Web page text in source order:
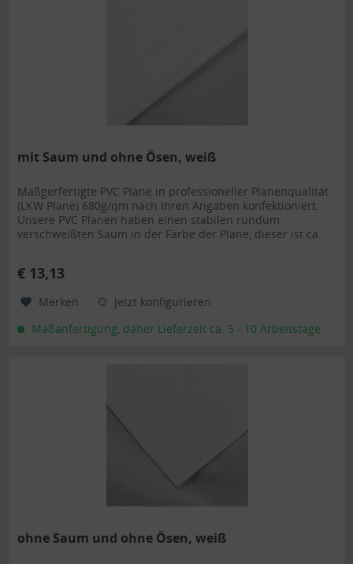
mit Saum und ohne Ösen, weiß
Maßgerfertigte PVC Plane in professioneller Planenqualität
(LKW Plane) 680g/qm nach Ihren Angaben konfektioniert.
Unsere PVC Planen haben einen stabilen rundum
verschweißten Saum in der Farbe der Plane, dieser ist ca.
Die PVC Plane ist UV-stabilisiert und somit...
€ 13,13
Merken
Jetzt konfigurieren
Maßanfertigung, daher Lieferzeit ca. 5 - 10 Arbeitstage
ohne Saum und ohne Ösen, weiß